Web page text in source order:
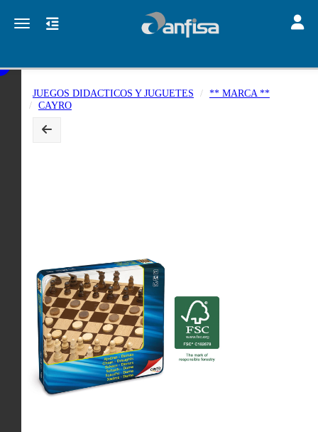
Toggle navigation
JUEGOS DIDACTICOS Y JUGUETES
** MARCA **
CAYRO